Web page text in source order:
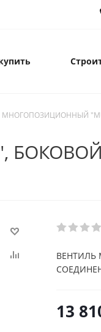
ВЕНТИЛЬ
13